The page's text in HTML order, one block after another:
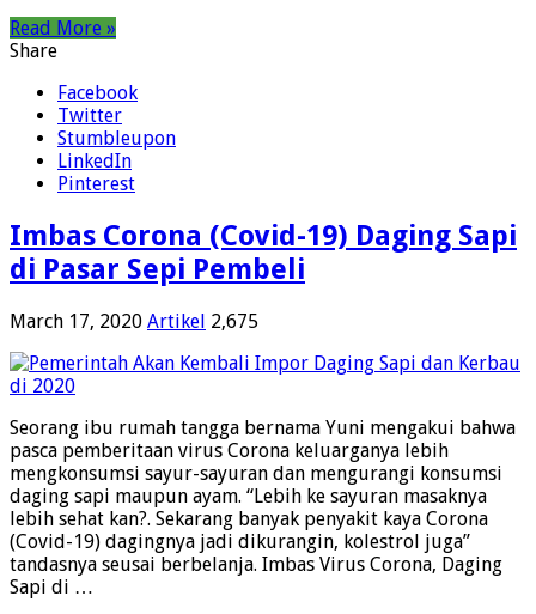
Read More »
Share
Facebook
Twitter
Stumbleupon
LinkedIn
Pinterest
Imbas Corona (Covid-19) Daging Sapi
di Pasar Sepi Pembeli
March 17, 2020 Artikel 2,675
Seorang ibu rumah tangga bernama Yuni mengakui bahwa
pasca pemberitaan virus Corona keluarganya lebih
mengkonsumsi sayur-sayuran dan mengurangi konsumsi
daging sapi maupun ayam. “Lebih ke sayuran masaknya
lebih sehat kan?. Sekarang banyak penyakit kaya Corona
(Covid-19) dagingnya jadi dikurangin, kolestrol juga”
tandasnya seusai berbelanja. Imbas Virus Corona, Daging
Sapi di …